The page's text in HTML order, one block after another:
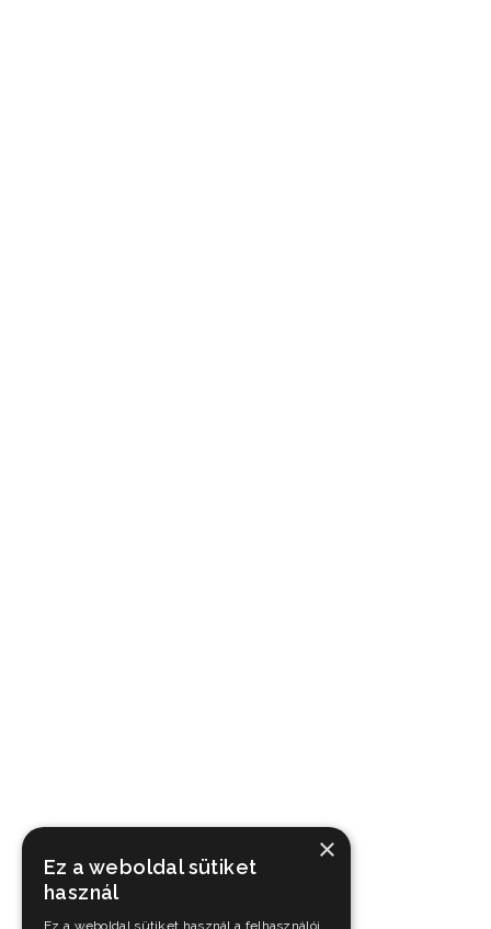
×
Ez a weboldal sütiket
használ
Ez a weboldal sütiket használ a felhasználói